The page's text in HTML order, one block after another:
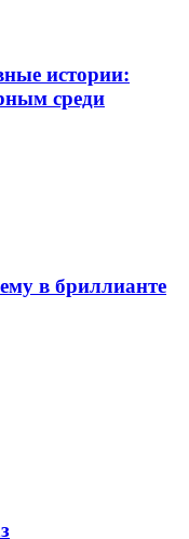
истории:
среди
в бриллианте